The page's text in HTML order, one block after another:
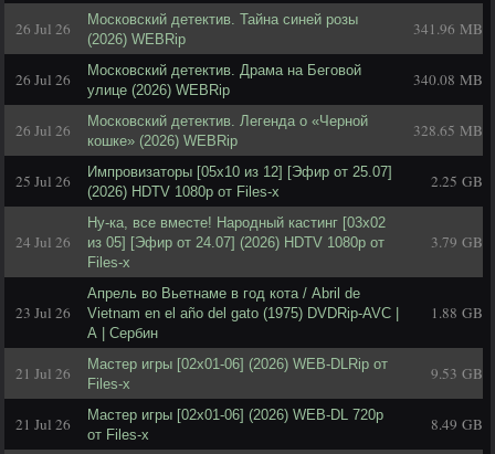
26 Jul 26
Московский детектив. Тайна синей розы
(2026) WEBRip
341.96 MB
26 Jul 26
Московский детектив. Драма на Беговой
улице (2026) WEBRip
340.08 MB
26 Jul 26
Московский детектив. Легенда о «Черной
кошке» (2026) WEBRip
328.65 MB
25 Jul 26
Импровизаторы [05x10 из 12] [Эфир от 25.07]
(2026) HDTV 1080р от Files-x
2.25 GB
24 Jul 26
Ну-ка, все вместе! Народный кастинг [03x02
из 05] [Эфир от 24.07] (2026) HDTV 1080р от
Files-x
3.79 GB
23 Jul 26
Апрель во Вьетнаме в год кота / Abril de
Vietnam en el año del gato (1975) DVDRip-AVC |
А | Сербин
1.88 GB
21 Jul 26
Мастер игры [02x01-06] (2026) WEB-DLRip от
Files-x
9.53 GB
21 Jul 26
Мастер игры [02x01-06] (2026) WEB-DL 720p
от Files-x
8.49 GB